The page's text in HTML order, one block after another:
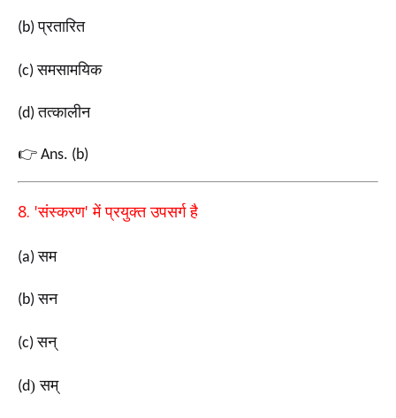
(b)प्रतारित
(c)समसामयिक
(d)तत्कालीन
👉 Ans. (b)
8. 'संस्करण'में प्रयुक्त उपसर्ग है
(a)सम
(b)सन
(c)सन्
(d) सम्